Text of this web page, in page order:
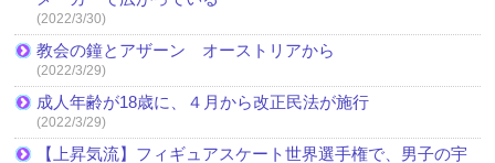
(2022/3/30)
教会の鐘とアザーン オーストリアから
(2022/3/29)
成人年齢が18歳に、４月から改正民法が施行
(2022/3/29)
【上昇気流】フィギュアスケート世界選手権で、男子の宇